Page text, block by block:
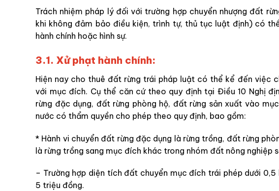
Trách nhiệm pháp lý đối với trường hợp chuyển nhượng đất
khi không đảm bảo điều kiện, trình tự, thủ tục luật định) có
hành chính hoặc hình sự.
3.1. Xử phạt hành chính:
Hiện nay cho thuê đất rừng trái pháp luật có thể kể đến việc
với mục đích. Cụ thể căn cứ theo quy định tại Điều 10 Nghị
rừng đặc dụng, đất rừng phòng hộ, đất rừng sản xuất vào
nước có thẩm quyền cho phép theo quy định, bao gồm:
* Hành vi chuyển đất rừng đặc dụng là rừng trồng, đất rừng
là rừng trồng sang mục đích khác trong nhóm đất nông nghiệp
– Trường hợp diện tích đất chuyển mục đích trái phép dưới
5 triệu đồng.